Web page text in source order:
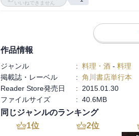
いいねできません
作品情報
ジャンル : 料理・酒 - 料理
掲載誌・レーベル
: 角川書店単行本
Reader Store発売日
: 2015.01.30
ファイルサイズ
: 40.6MB
同じジャンルのランキング
1位 2位